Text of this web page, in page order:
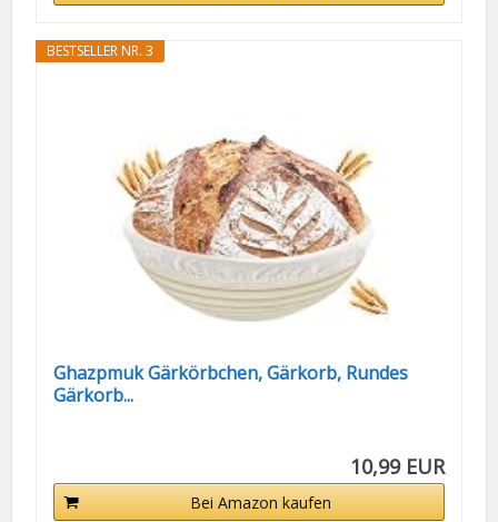
BESTSELLER NR. 3
Ghazpmuk Gärkörbchen, Gärkorb, Rundes
Gärkorb...
10,99 EUR
Bei Amazon kaufen